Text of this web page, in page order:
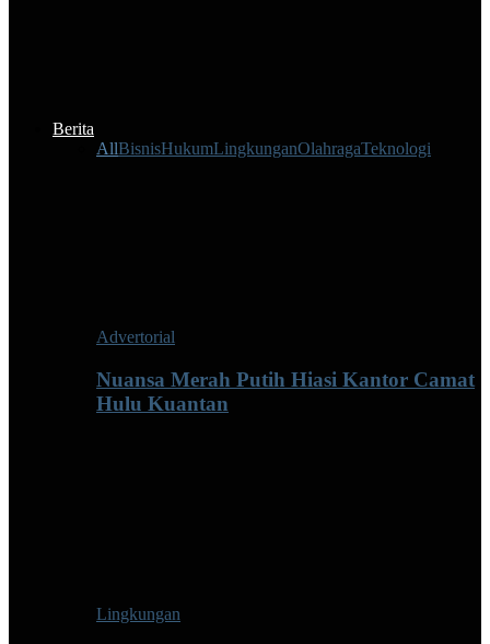
Berita
AllBisnisHukumLingkunganOlahragaTeknologi
Advertorial
Nuansa Merah Putih Hiasi Kantor Camat
Hulu Kuantan
Lingkungan